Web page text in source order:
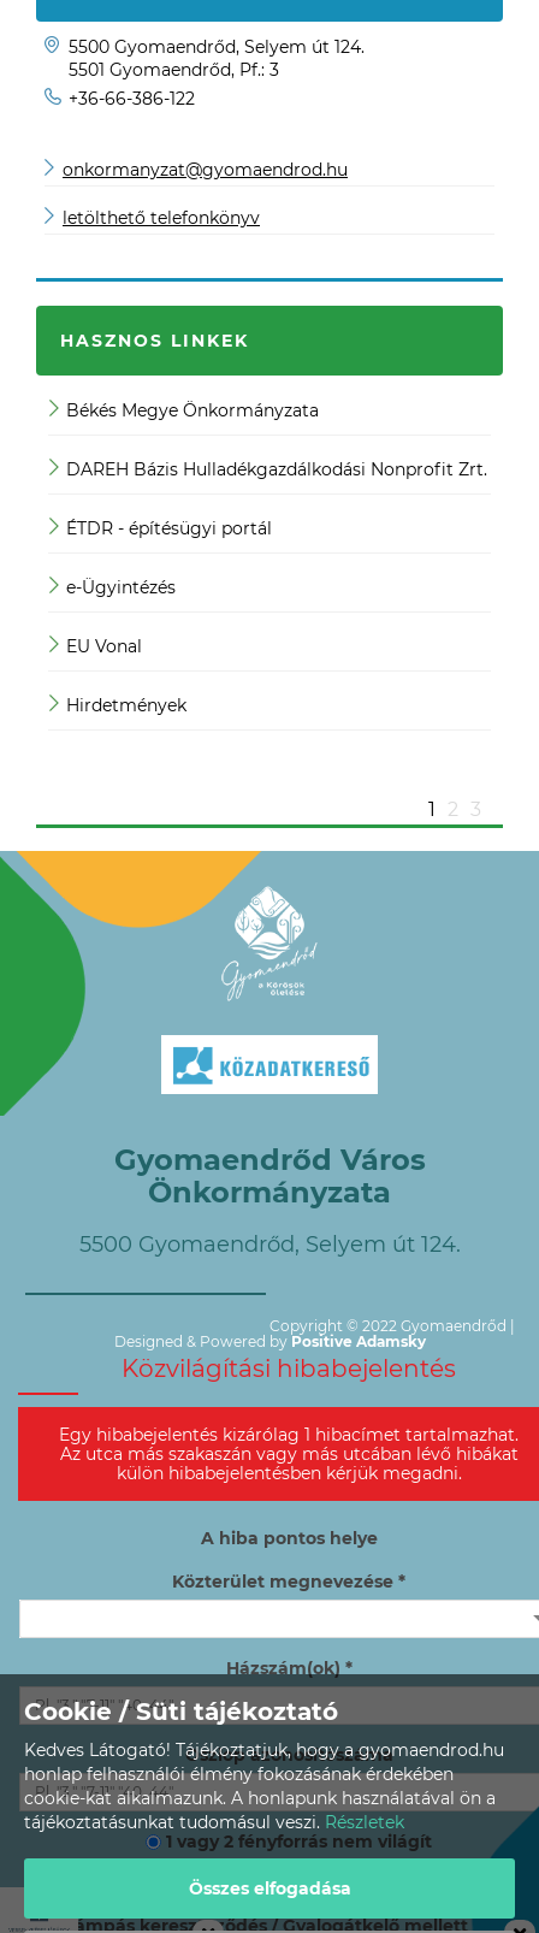
5500 Gyomaendrőd, Selyem út 124.
5501 Gyomaendrőd, Pf.: 3
+36-66-386-122
onkormanyzat@gyomaendrod.hu
letölthető telefonkönyv
HASZNOS LINKEK
Békés Megye Önkormányzata
DAREH Bázis Hulladékgazdálkodási Nonprofit Zrt.
ÉTDR - építésügyi portál
e-Ügyintézés
EU Vonal
Hirdetmények
1 2 3
Gyomaendrőd Város
Önkormányzata
5500 Gyomaendrőd, Selyem út 124.
Copyright © 2022 Gyomaendrőd |
Designed & Powered by Positive Adamsky
Közvilágítási hibabejelentés
Egy hibabejelentés kizárólag 1 hibacímet tartalmazhat.
Az utca más szakaszán vagy más utcában lévő hibákat
külön hibabejelentésben kérjük megadni.
A hiba pontos helye
Közterület megnevezése *
Házszám(ok) *
Oszlop azonosítószáma
1 vagy 2 fényforrás nem világít
3 vagy több, egymás melletti fényforrás nem világít
Lámpás kereszteződés / Gyalogátkelő mellett van?
Cookie / Süti tájékoztató
Kedves Látogató! Tájékoztatjuk, hogy a gyomaendrod.hu
honlap felhasználói élmény fokozásának érdekében
cookie-kat alkalmazunk. A honlapunk használatával ön a
tájékoztatásunkat tudomásul veszi. Részletek
Összes elfogadása